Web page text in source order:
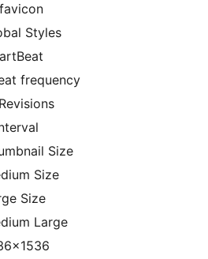
Styles
frequency
Size
Size
Size
Large